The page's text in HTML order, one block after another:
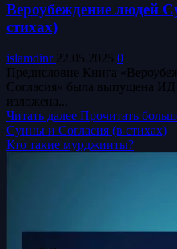
Вероубеждение людей
стихах)
islamdinr 22.05.2025 0
Предисловие Книга
Согласия» была выпущена ИД
изложена...
Читать далее Прочитать
Сунны и Согласия (в стихах)
Кто такие мурджииты?